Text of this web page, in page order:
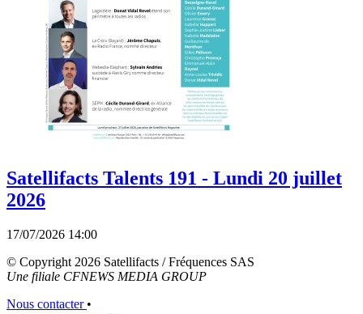
Satellifacts Talents 191 - Lundi 20 juillet
2026
17/07/2026 14:00
© Copyright 2026 Satellifacts / Fréquences SAS
Une filiale CFNEWS MEDIA GROUP
Nous contacter •